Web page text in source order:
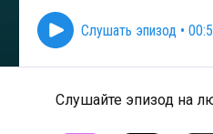
Слушать эпизод •
Слушайте эпизод на